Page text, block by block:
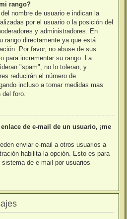
rango?
nombre de usuario e indican la
por el usuario o la posición del
y administradores. En
rango directamente ya que está
Por favor, no abuse de sus
para incrementar su rango. La
"spam", no lo toleran, y
reducirán el número de
incluso a tomar medidas mas
del foro.
de e-mail de un usuario, ¡me
enviar e-mail a otros usuarios a
habilita la opción. Esto es para
de e-mail por usuarios